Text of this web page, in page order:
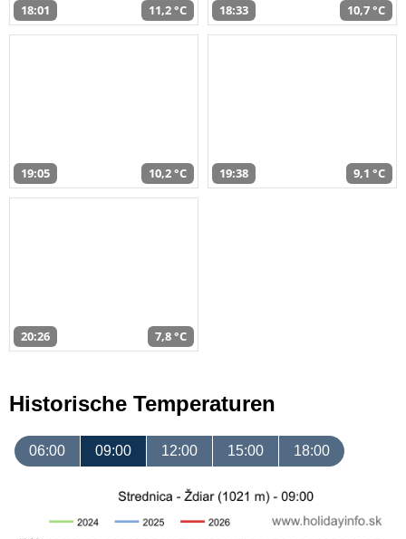
18:01 11,2 °C 18:33 10,7 °C
19:05 10,2 °C 19:38 9,1 °C
20:26 7,8 °C
Historische Temperaturen
06:00 09:00 12:00 15:00 18:00